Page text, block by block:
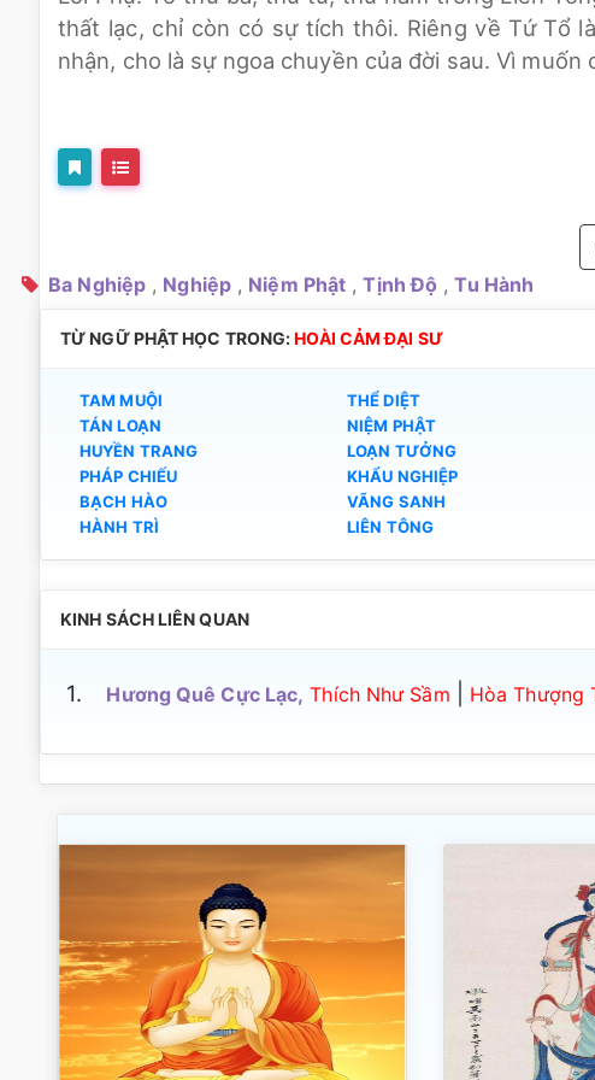
thất lạc, chỉ còn có sự tích thôi. Riêng về Tứ Tổ
nhận, cho là sự ngoa chuyền của đời sau. Vì
Ba Nghiệp , Nghiệp , Niệm Phật ,Tịnh Độ ,Tu Hành
TỪ NGỮ PHẬT HỌC TRONG:HOÀI CẢM ĐẠI SƯ
TAM MUỘI THỂ DIỆT
TÁN LOẠN
NIỆM PHẬT
HUYỀN TRANG
LOẠN TƯỞNG
PHÁP CHIẾU
KHẨU NGHIỆP
BẠCH HÀO
VÃNG SANH
HÀNH TRÌ
LIÊN TÔNG
KINH SÁCH LIÊN QUAN
1. Hương Quê Cực Lạc, Thích Như Sầm Hòa Thượng